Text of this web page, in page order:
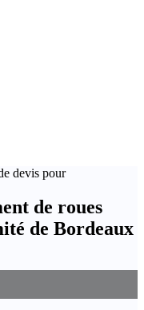
devis pour
de roues
de Bordeaux